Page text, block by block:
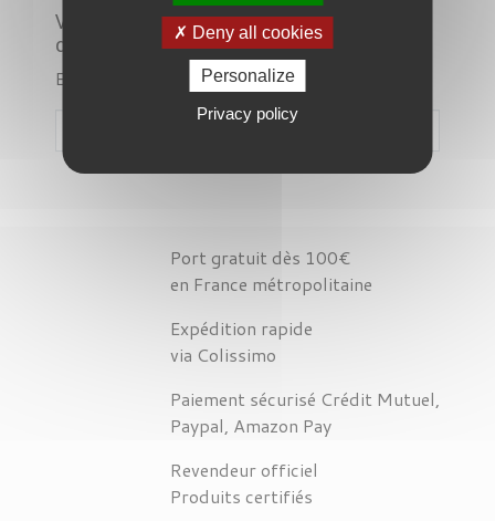
Veuillez nous excuser pour le
désagrément.
Effectuez une nouvelle recherche
Port gratuit dès 100€
en France métropolitaine
Expédition rapide
via Colissimo
Paiement sécurisé Crédit Mutuel,
Paypal, Amazon Pay
Revendeur officiel
Produits certifiés
Deny all cookies
Personalize
Privacy policy